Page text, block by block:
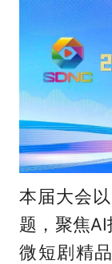
本届大会
题，聚焦AI
微短剧精